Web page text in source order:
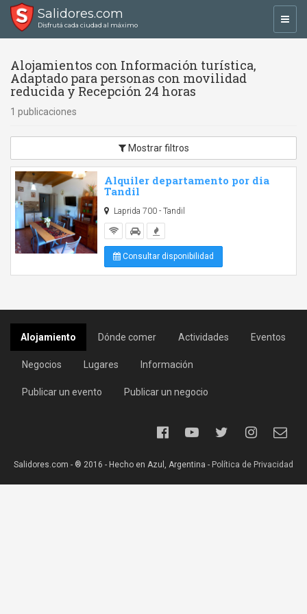
Salidores.com
Disfrutá cada ciudad al máximo
Alojamientos con Información turística,
Adaptado para personas con movilidad
reducida y Recepción 24 horas
1 publicaciones
Mostrar filtros
Alquiler departamento por dia
Tandil
Laprida 700 - Tandil
Consultar disponibilidad
Alojamiento Dónde comer Actividades Eventos
Negocios Lugares Información
Publicar un evento Publicar un negocio
Salidores.com - ® 2016 - Hecho en Azul, Argentina - Política de Privacidad